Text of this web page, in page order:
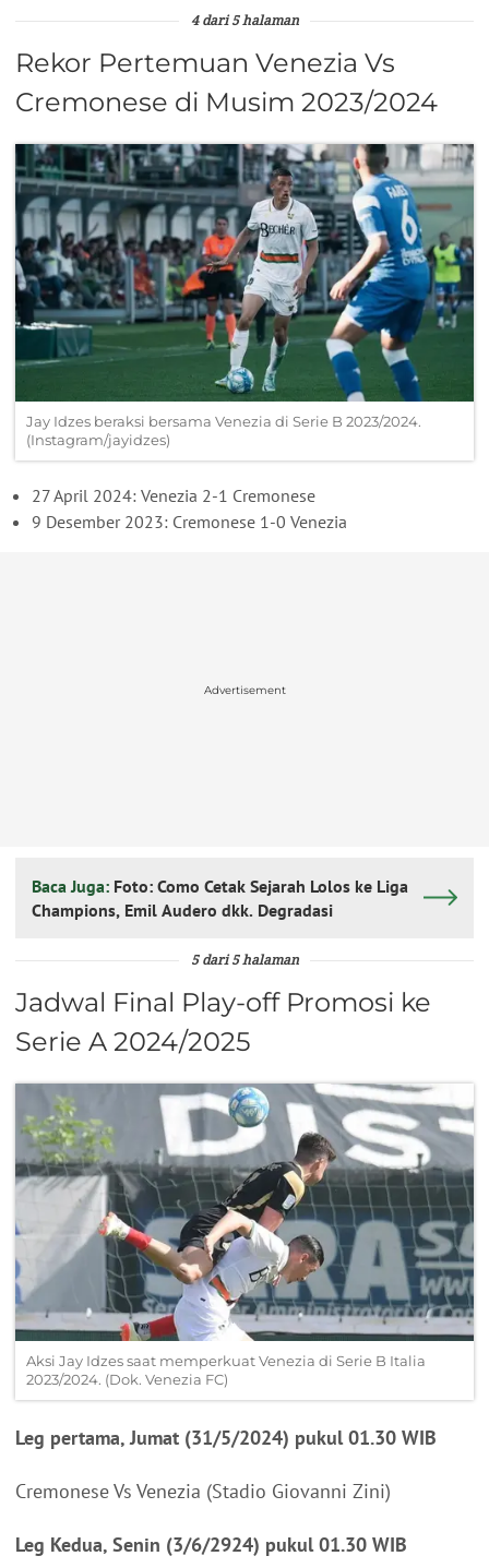
4 dari 5 halaman
Rekor Pertemuan Venezia Vs
Cremonese di Musim 2023/2024
Jay Idzes beraksi bersama Venezia di Serie B 2023/2024.
(Instagram/jayidzes)
27 April 2024: Venezia 2-1 Cremonese
9 Desember 2023: Cremonese 1-0 Venezia
Advertisement
Baca Juga: Foto: Como Cetak Sejarah Lolos ke Liga
Champions, Emil Audero dkk. Degradasi
5 dari 5 halaman
Jadwal Final Play-off Promosi ke
Serie A 2024/2025
Aksi Jay Idzes saat memperkuat Venezia di Serie B Italia
2023/2024. (Dok. Venezia FC)
Leg pertama, Jumat (31/5/2024) pukul 01.30 WIB
Cremonese Vs Venezia (Stadio Giovanni Zini)
Leg Kedua, Senin (3/6/2924) pukul 01.30 WIB